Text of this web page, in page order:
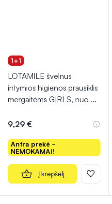
1+1
LOTAMILE švelnus
intymios higienos prausiklis
mergaitėms GIRLS, nuo ...
9,29 €
Antra prekė -
NEMOKAMAI!
Į krepšelį